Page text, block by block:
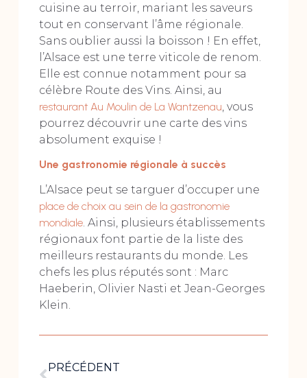
cuisine au terroir, mariant les saveurs
tout en conservant l’âme régionale.
Sans oublier aussi la boisson ! En effet,
l’Alsace est une terre viticole de renom.
Elle est connue notamment pour sa
célèbre Route des Vins. Ainsi, au
restaurant Au Moulin de La Wantzenau , vous
pourrez découvrir une carte des vins
absolument exquise !
Une gastronomie régionale à succès
L’Alsace peut se targuer d’occuper une
place de choix au sein de la gastronomie
mondiale. Ainsi, plusieurs établissements
régionaux font partie de la liste des
meilleurs restaurants du monde. Les
chefs les plus réputés sont : Marc
Haeberin, Olivier Nasti et Jean-Georges
Klein.
PRÉCÉDENT